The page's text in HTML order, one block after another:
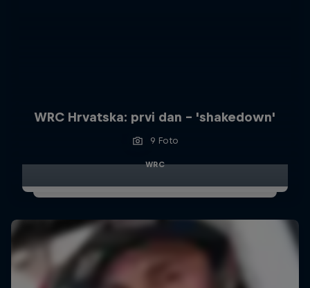
WRC Hrvatska: prvi dan - 'shakedown'
9 Foto
WRC